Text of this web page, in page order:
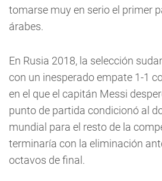
tomarse muy en serio el primer
árabes.
En Rusia 2018, la selección
con un inesperado empate 1-1
en el que el capitán Messi
punto de partida condicionó al
mundial para el resto de la
terminaría con la eliminación
octavos de final.